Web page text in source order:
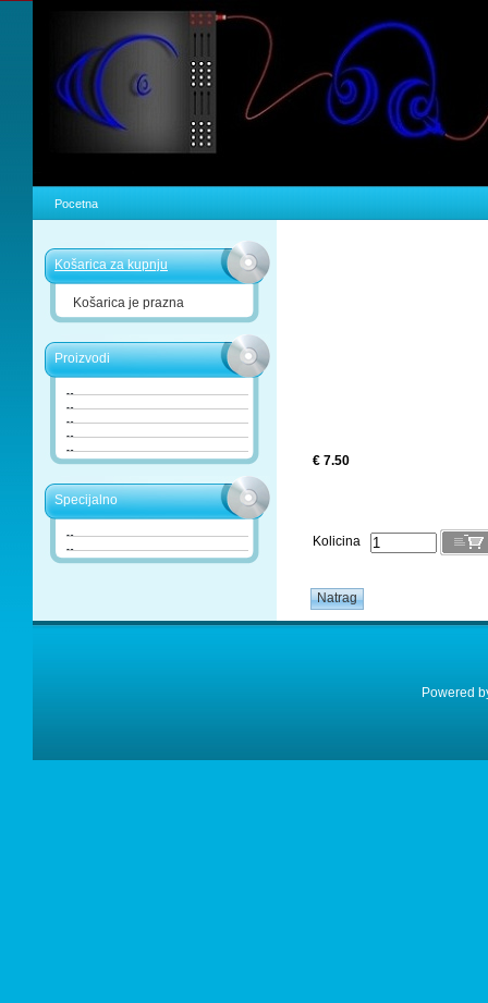
Pocetna
Košarica za kupnju
Košarica je prazna
Proizvodi
Specijalno
€ 7.50
Kolicina
Powered